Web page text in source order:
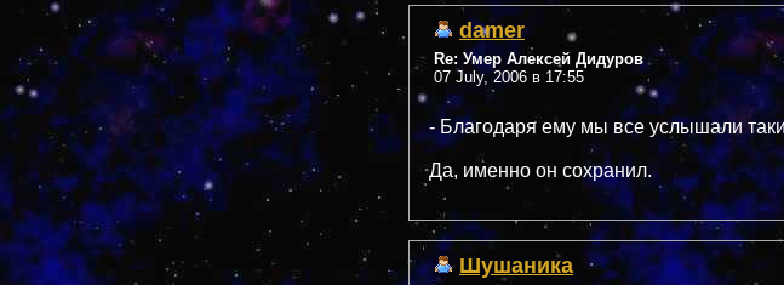
damer
Re: Умер Алексей Дидуров
07 July, 2006 в 17:55
- Благодаря ему мы все услышали
Да, именно он сохранил.
Шушаника